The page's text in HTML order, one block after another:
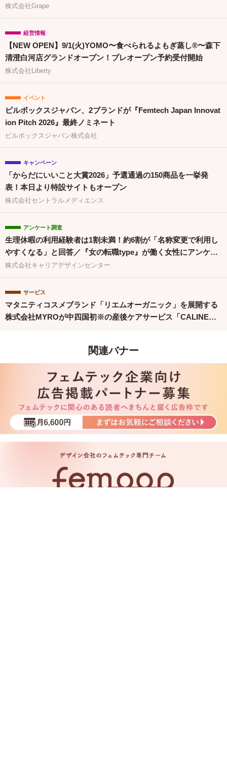
株式会社Grape
経営情報
【NEW OPEN】9/1(火)YOMO〜食べられるよもぎ蒸し®〜森下
清澄白河店グランドオープン！プレオープン予約受付開始
株式会社Liberty
イベント
ピルボックスジャパン、2ブランドが『Femtech Japan Innovat
ion Pitch 2026』最終ノミネート
ピルボックスジャパン株式会社
キャンペーン
「からだにいいこと大賞2026」予選通過の150商品を一挙発
表！本日より特設サイトもオープン
株式会社セントラルメディエンス
アンケート調査
生理休暇の利用経験者は1割未満！約6割が「名称変更で利用し
やすくなる」と回答／『女の転職type』が働く女性にアンケー
ト【第134回】
株式会社キャリアデザインセンター
サービス
マタニティコスメブランド「リエムオーガニック」を展開する
株式会社MYROが中四国初※の産後ケアサービス「CALINE」
関連バナー